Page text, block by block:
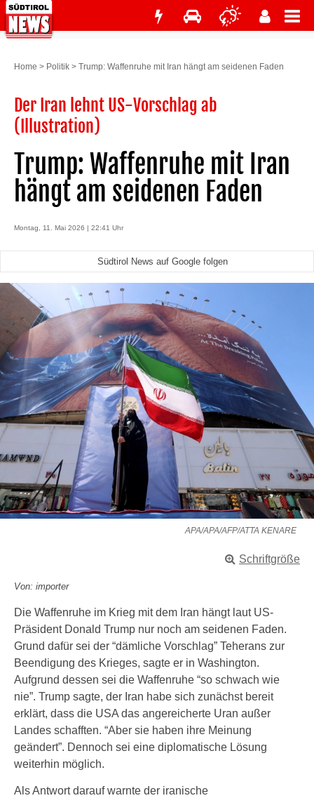
Home > Politik > Trump: Waffenruhe mit Iran hängt am seidenen Faden
Der Iran lehnt US-Vorschlag ab
(Illustration)
Trump: Waffenruhe mit Iran
hängt am seidenen Faden
Montag, 11. Mai 2026 | 22:41 Uhr
Südtirol News auf Google folgen
APA/APA/AFP/ATTA KENARE
Schriftgröße
Von: importer
Die Waffenruhe im Krieg mit dem Iran hängt laut US-
Präsident Donald Trump nur noch am seidenen Faden.
Grund dafür sei der “dämliche Vorschlag” Teherans zur
Beendigung des Krieges, sagte er in Washington.
Aufgrund dessen sei die Waffenruhe “so schwach wie
nie”. Trump sagte, der Iran habe sich zunächst bereit
erklärt, dass die USA das angereicherte Uran außer
Landes schafften. “Aber sie haben ihre Meinung
geändert”. Dennoch sei eine diplomatische Lösung
weiterhin möglich.
Als Antwort darauf warnte der iranische